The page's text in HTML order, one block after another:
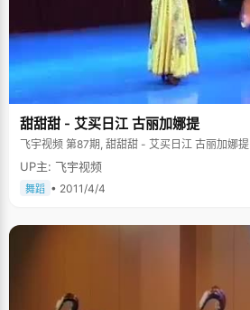
甜甜甜 - 艾买日江 古丽加娜提
飞宇视频 第87期, 甜甜甜 - 艾买日江 古丽加娜提
UP主: 飞宇视频
舞蹈 • 2011/4/4